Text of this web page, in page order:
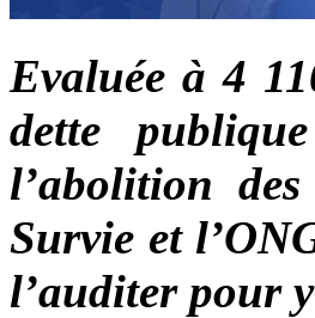
Evaluée à 4
dette
l’abolition
Survie et
l’auditer pour